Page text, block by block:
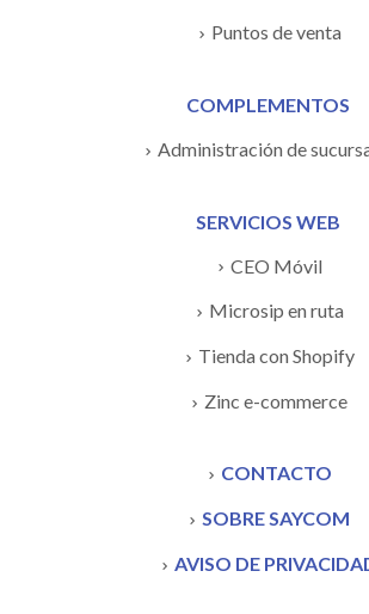
Puntos de venta
COMPLEMENTOS
Administración de
SERVICIOS WEB
CEO Móvil
Microsip en ruta
Tienda con Shopify
Zinc e-commerce
CONTACTO
SOBRE SAYCOM
AVISO DE